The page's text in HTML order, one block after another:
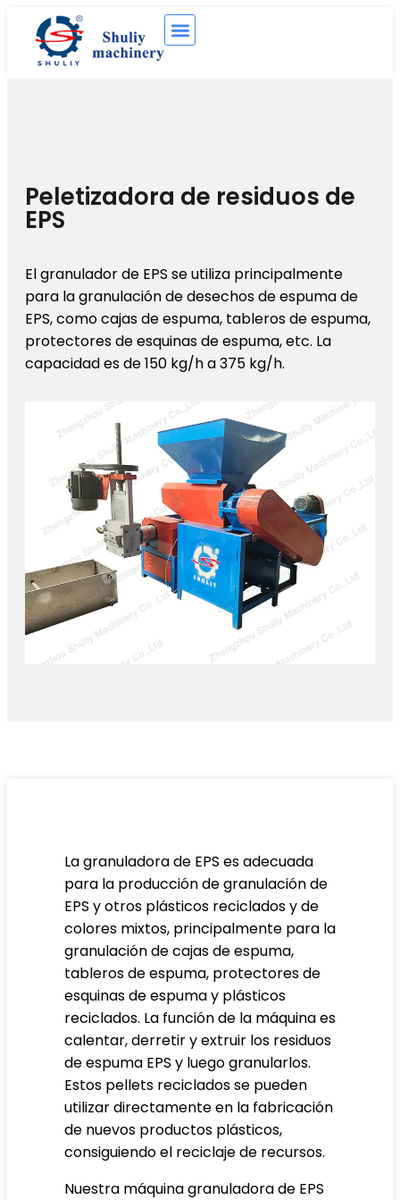
Peletizadora de residuos de
EPS
El granulador de EPS se utiliza principalmente
para la granulación de desechos de espuma de
EPS, como cajas de espuma, tableros de espuma,
protectores de esquinas de espuma, etc. La
capacidad es de 150 kg/h a 375 kg/h.
La granuladora de EPS es adecuada
para la producción de granulación de
EPS y otros plásticos reciclados y de
colores mixtos, principalmente para la
granulación de cajas de espuma,
tableros de espuma, protectores de
esquinas de espuma y plásticos
reciclados. La función de la máquina es
calentar, derretir y extruir los residuos
de espuma EPS y luego granularlos.
Estos pellets reciclados se pueden
utilizar directamente en la fabricación
de nuevos productos plásticos,
consiguiendo el reciclaje de recursos.
Nuestra máquina granuladora de EPS